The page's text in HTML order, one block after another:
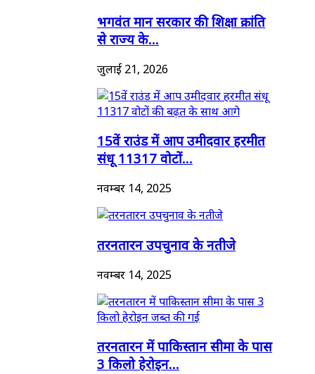
भगवंत मान सरकार की शिक्षा क्रांति
से राज्य के...
जुलाई 21, 2026
15वें राउंड में आप उमीदवार हरमीत
संधू 11317 वोटों...
नवम्बर 14, 2025
तरनतारन उपचुनाव के नतीजे
नवम्बर 14, 2025
तरनतारन में पाकिस्तान सीमा के पास
3 किलो हेरोइन...